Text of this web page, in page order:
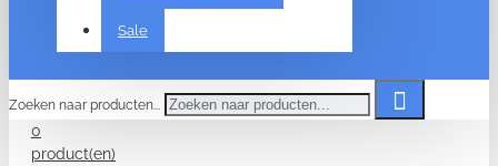
Sale
Zoeken naar producten...
0
product(en)